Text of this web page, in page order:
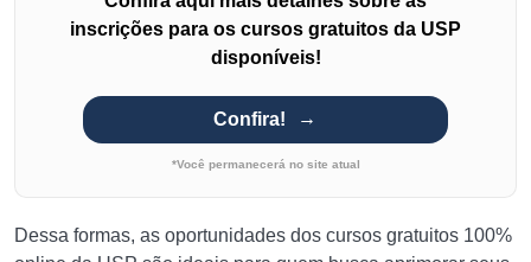
inscrições para os cursos gratuitos da USP
disponíveis!
Confira!
*Você permanecerá no site atual
Dessa formas, as oportunidades dos cursos gratuitos 100%